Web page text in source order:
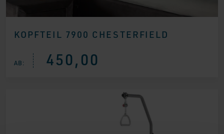
KOPFTEIL 7900 CHESTERFIELD
AB: 450,00